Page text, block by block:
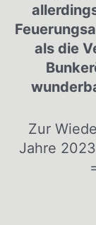
als die
Zur
Jahre